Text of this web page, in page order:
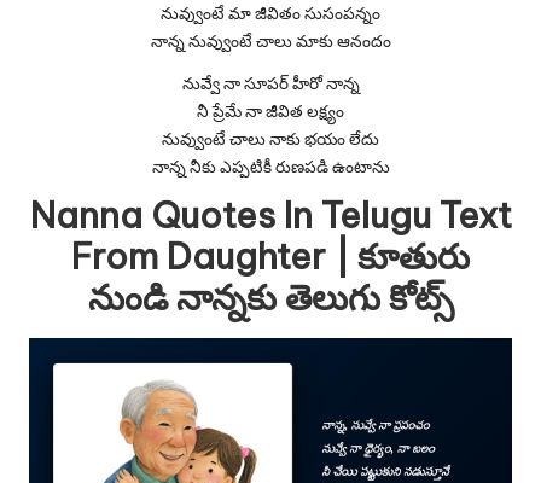
నువ్వుంటే మా జీవితం సుసంపన్నం
నాన్న నువ్వుంటే చాలు మాకు ఆనందం
నువ్వే నా సూపర్ హీరో నాన్న
నీ ప్రేమే నా జీవిత లక్ష్యం
నువ్వుంటే చాలు నాకు భయం లేదు
నాన్న నీకు ఎప్పటికీ రుణపడి ఉంటాను
Nanna Quotes In Telugu Text
From Daughter | కూతురు
నుండి నాన్నకు తెలుగు కోట్స్